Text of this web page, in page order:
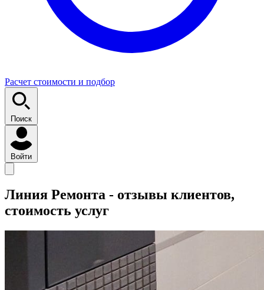
Расчет стоимости и подбор
Поиск
Войти
Линия Ремонта - отзывы клиентов,
стоимость услуг